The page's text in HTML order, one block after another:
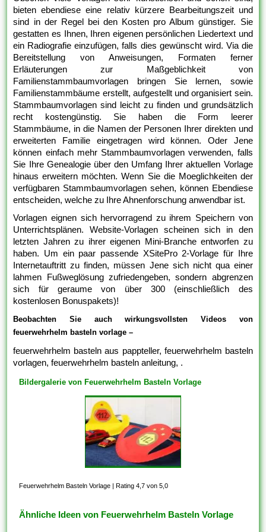
bieten ebendiese eine relativ kürzere Bearbeitungszeit und
sind in der Regel bei den Kosten pro Album günstiger. Sie
gestatten es Ihnen, Ihren eigenen persönlichen Liedertext und
ein Radiografie einzufügen, falls dies gewünscht wird. Via die
Bereitstellung von Anweisungen, Formaten ferner
Erläuterungen zur Maßgeblichkeit von
Familienstammbaumvorlagen bringen Sie lernen, sowie
Familienstammbäume erstellt, aufgestellt und organisiert sein.
Stammbaumvorlagen sind leicht zu finden und grundsätzlich
recht kostengünstig. Sie haben die Form leerer
Stammbäume, in die Namen der Personen Ihrer direkten und
erweiterten Familie eingetragen wird können. Oder Jene
können einfach mehr Stammbaumvorlagen verwenden, falls
Sie Ihre Genealogie über den Umfang Ihrer aktuellen Vorlage
hinaus erweitern möchten. Wenn Sie die Moeglichkeiten der
verfügbaren Stammbaumvorlagen sehen, können Ebendiese
entscheiden, welche zu Ihre Ahnenforschung anwendbar ist.
Vorlagen eignen sich hervorragend zu ihrem Speichern von
Unterrichtsplänen. Website-Vorlagen scheinen sich in den
letzten Jahren zu ihrer eigenen Mini-Branche entworfen zu
haben. Um ein paar passende XSitePro 2-Vorlage für Ihre
Internetauftritt zu finden, müssen Jene sich nicht qua einer
lahmen Fußweglösung zufriedengeben, sondern abgrenzen
sich für geraume von über 300 (einschließlich des
kostenlosen Bonuspakets)!
Beobachten Sie auch wirkungsvollsten Videos von
feuerwehrhelm basteln vorlage –
feuerwehrhelm basteln aus pappteller, feuerwehrhelm basteln
vorlagen, feuerwehrhelm basteln anleitung, .
Bildergalerie von Feuerwehrhelm Basteln Vorlage
Feuerwehrhelm Basteln Vorlage |Rating 4,7 von 5,0
Ähnliche Ideen von Feuerwehrhelm Basteln Vorlage